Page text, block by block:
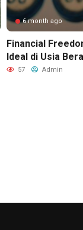
6 month ago
Financial
Ideal di Usia
57 Admin